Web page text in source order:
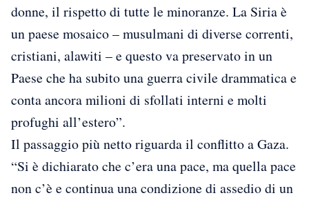
donne, il rispetto di tutte le minoranze. La Siria è
un paese mosaico – musulmani di diverse correnti,
cristiani, alawiti – e questo va preservato in un
Paese che ha subito una guerra civile drammatica e
conta ancora milioni di sfollati interni e molti
profughi all’estero”.
Il passaggio più netto riguarda il conflitto a Gaza.
“Si è dichiarato che c’era una pace, ma quella pace
non c’è e continua una condizione di assedio di un